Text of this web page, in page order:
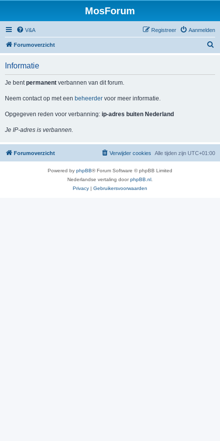
MosForum
V&A Aanmelden
Registreer
Forumoverzicht
Informatie
Je bentpermanent verbannen van dit forum.
Neem contact op met een beheerder voor meer informatie.
Opgegeven reden voor verbanning: ip-adres buiten Nederland
Je IP-adres is verbannen.
Forumoverzicht Alle tijden zijn UTC+01:00
Verwijder cookies
Powered by phpBB® Forum Software © phpBB Limited
Nederlandse vertaling doorphpBB.nl
Privacy | Gebruikersvoorwaarden